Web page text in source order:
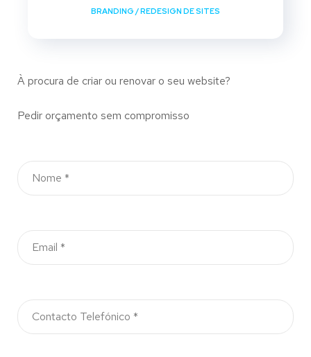
BRANDING /REDESIGN DE SITES
À procura de criar ou renovar o seu website?
Pedir orçamento sem compromisso